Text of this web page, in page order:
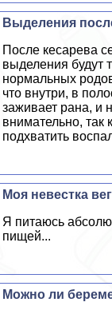
Выделения
После кесарева
выделения будут
нормальных
что внутри, в
заживает рана, и
внимательно, так
подхватить
Моя невестка
Я питаюсь
пищей...
Можно ли